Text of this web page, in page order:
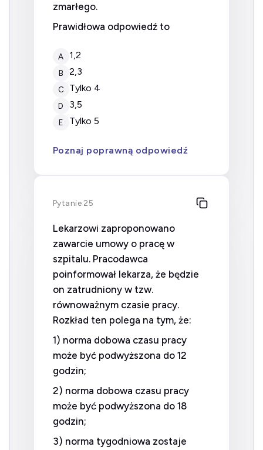
zmarłego.
Prawidłowa odpowiedź to
A 1,2
B 2,3
C tylko 4
D 3,5
E tylko 5
Poznaj poprawną odpowiedź
Pytanie 25
Lekarzowi zaproponowano
zawarcie umowy o pracę w
szpitalu. Pracodawca
poinformował lekarza, że będzie
on zatrudniony w tzw.
równoważnym czasie pracy.
Rozkład ten polega na tym, że:
1) norma dobowa czasu pracy
może być podwyższona do 12
godzin;
2) norma dobowa czasu pracy
może być podwyższona do 18
godzin;
3) norma tygodniowa zostaje